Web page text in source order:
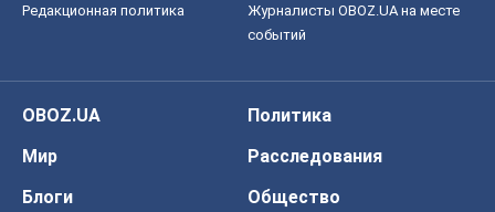
Редакционная политика
Журналисты OBOZ.UA на месте
событий
OBOZ.UA
Политика
Мир
Расследования
Блоги
Общество